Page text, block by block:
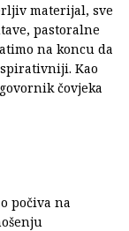
materijal, sve
pastoralne
na koncu da
Kao
čovjeka
počiva na